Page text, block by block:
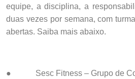
equipe, a disciplina, a
duas vezes por semana, com
abertas. Saiba mais abaixo.
● Sesc Fitness – Grupo de